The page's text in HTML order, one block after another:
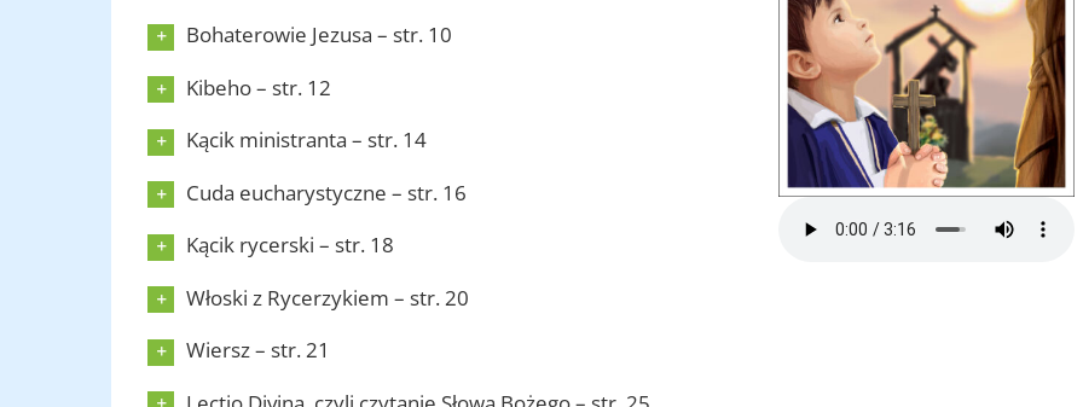
Bohaterowie Jezusa – str. 10
Kibeho – str. 12
Kącik ministranta – str. 14
Cuda eucharystyczne – str. 16
Kącik rycerski – str. 18
Włoski z Rycerzykiem – str. 20
Wiersz – str. 21